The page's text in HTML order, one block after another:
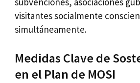
visitantes socialmente
simultáneamente.
Medidas Clave de
en el Plan de MOSI